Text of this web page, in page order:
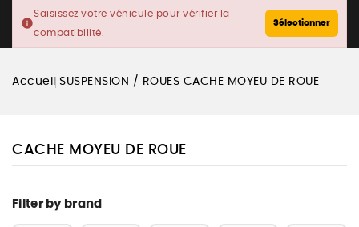
info
Saisissez votre véhicule pour vérifier la
compatibilité.
Sélectionner
Accueil SUSPENSION / ROUES CACHE MOYEU DE ROUE
CACHE MOYEU DE ROUE
Filter by brand